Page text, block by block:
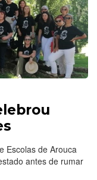
Escolas de Arouca
antes de rumar